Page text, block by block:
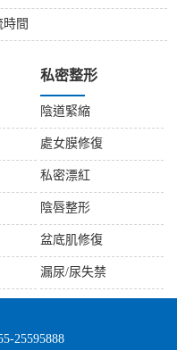
時間
私密整形
陰道緊縮
處女膜修復
私密漂紅
陰唇整形
盆底肌修復
漏尿/尿失禁
25595888